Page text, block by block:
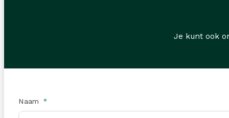
Je kunt ook
Naam